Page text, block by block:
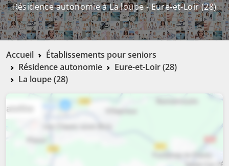
Résidence autonomie à La loupe - Eure-et-Loir (28)
Accueil
Établissements pour seniors
Résidence autonomie
Eure-et-Loir (28)
La loupe (28)